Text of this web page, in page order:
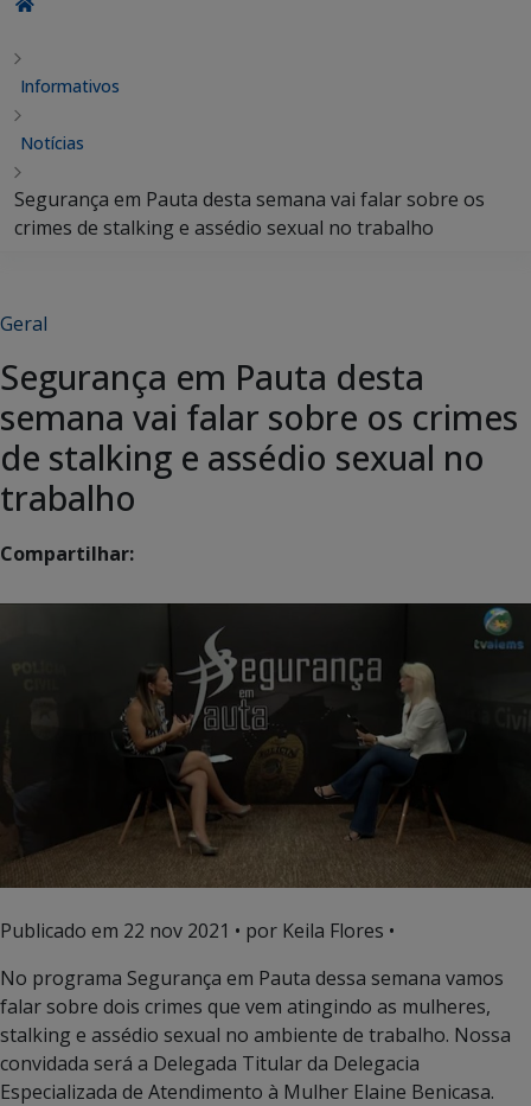
Informativos
Notícias
Segurança em Pauta desta semana vai falar sobre os
crimes de stalking e assédio sexual no trabalho
Geral
Segurança em Pauta desta
semana vai falar sobre os crimes
de stalking e assédio sexual no
trabalho
Compartilhar:
Publicado em 22 nov 2021 • por Keila Flores •
No programa Segurança em Pauta dessa semana vamos
falar sobre dois crimes que vem atingindo as mulheres,
stalking e assédio sexual no ambiente de trabalho. Nossa
convidada será a Delegada Titular da Delegacia
Especializada de Atendimento à Mulher Elaine Benicasa.